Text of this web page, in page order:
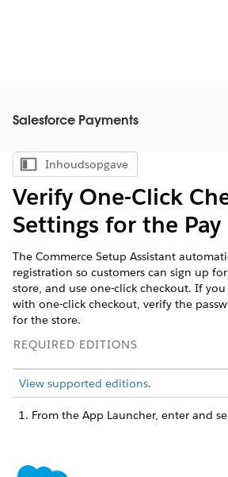
Salesforce Payments
Inhoudsopgave weergeven
Inhoudsopgave
Verify One-Click
Settings for the
The Commerce Setup Assistant
registration so customers can sign up
store, and use one-click checkout. If
with one-click checkout, verify the
for the store.
REQUIRED EDITIONS
View supported editions.
From the App Launcher, enter and
For